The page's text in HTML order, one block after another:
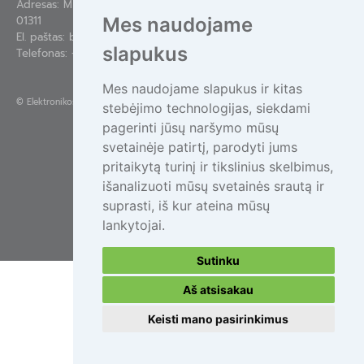
Mes naudojame
slapukus
Mes naudojame slapukus ir kitas
stebėjimo technologijas, siekdami
pagerinti jūsų naršymo mūsų
svetainėje patirtį, parodyti jums
pritaikytą turinį ir tikslinius skelbimus,
išanalizuoti mūsų svetainės srautą ir
suprasti, iš kur ateina mūsų
lankytojai.
Sutinku
Aš atsisakau
Keisti mano pasirinkimus
Adresas: Mindaugo g. 44-84, Vilnius LT-
01311
El. paštas: bendras@epa.lt
Telefonas: +370 695 55111
© Elektronikos atliekų tvarkymas